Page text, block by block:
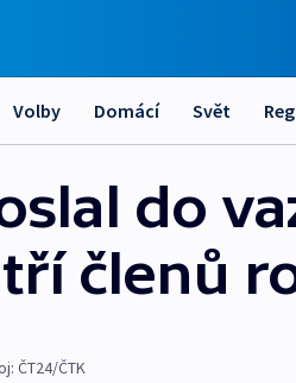
Volby Domácí Svět
do
členů
ČT24/ČTK